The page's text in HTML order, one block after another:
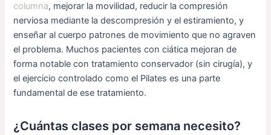
columna, mejorar la movilidad, reducir la compresión
nerviosa mediante la descompresión y el estiramiento, y
enseñar al cuerpo patrones de movimiento que no agraven
el problema. Muchos pacientes con ciática mejoran de
forma notable con tratamiento conservador (sin cirugía), y
el ejercicio controlado como el Pilates es una parte
fundamental de ese tratamiento.
¿Cuántas clases por semana necesito?